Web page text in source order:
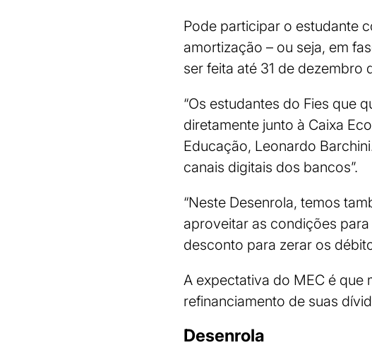
Pode participar o estudante
amortização – ou seja, em
ser feita até 31 de dezembro
“Os estudantes do Fies que
diretamente junto à Caixa
Educação, Leonardo
canais digitais dos bancos”.
“Neste Desenrola, temos
aproveitar as condições
desconto para zerar os
A expectativa do MEC é que
refinanciamento de suas
Desenrola